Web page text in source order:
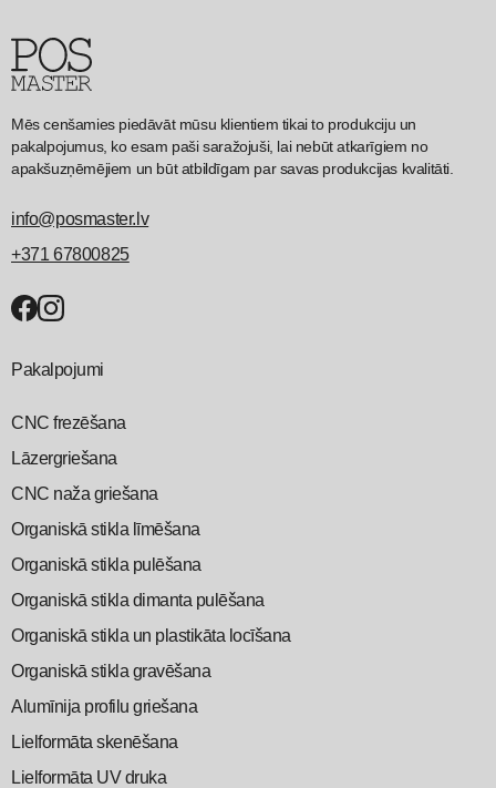
Mēs cenšamies piedāvāt mūsu klientiem tikai to produkciju un
pakalpojumus, ko esam paši saražojuši, lai nebūt atkarīgiem no
apakšuzņēmējiem un būt atbildīgam par savas produkcijas kvalitāti.
info@posmaster.lv
+371 67800825
Pakalpojumi
CNC frezēšana
Lāzergriešana
CNC naža griešana
Organiskā stikla līmēšana
Organiskā stikla pulēšana
Organiskā stikla dimanta pulēšana
Organiskā stikla un plastikāta locīšana
Organiskā stikla gravēšana
Alumīnija profilu griešana
Lielformāta skenēšana
Lielformāta UV druka